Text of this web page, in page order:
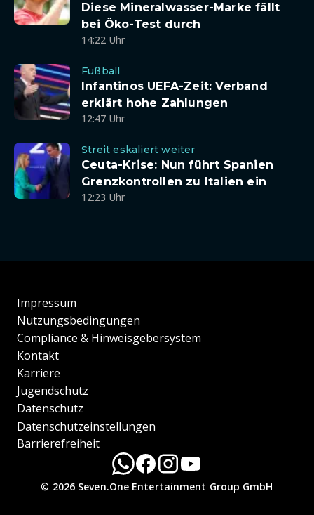
Diese Mineralwasser-Marke fällt
bei Öko-Test durch
14:22 Uhr
Fußball
Infantinos UEFA-Zeit: Verband
erklärt hohe Zahlungen
12:47 Uhr
Streit eskaliert weiter
Ceuta-Krise: Nun führt Spanien
Grenzkontrollen zu Italien ein
12:23 Uhr
Impressum
Nutzungsbedingungen
Compliance & Hinweisgebersystem
Kontakt
Karriere
Jugendschutz
Datenschutz
Datenschutzeinstellungen
Barrierefreiheit
© 2026 Seven.One Entertainment Group GmbH